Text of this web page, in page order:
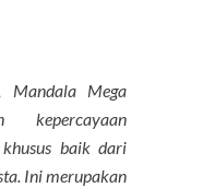
Mega
baik dari
Ini merupakan